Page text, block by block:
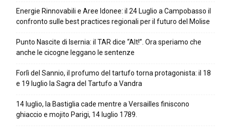
Energie Rinnovabili e Aree Idonee: il 24 Luglio a Campobasso il
confronto sulle best practices regionali per il futuro del Molise
Punto Nascite di Isernia: il TAR dice “Alt!”. Ora speriamo che
anche le cicogne leggano le sentenze
Forlì del Sannio, il profumo del tartufo torna protagonista: il 18
e 19 luglio la Sagra del Tartufo a Vandra
14 luglio, la Bastiglia cade mentre a Versailles finiscono
ghiaccio e mojito Parigi, 14 luglio 1789.